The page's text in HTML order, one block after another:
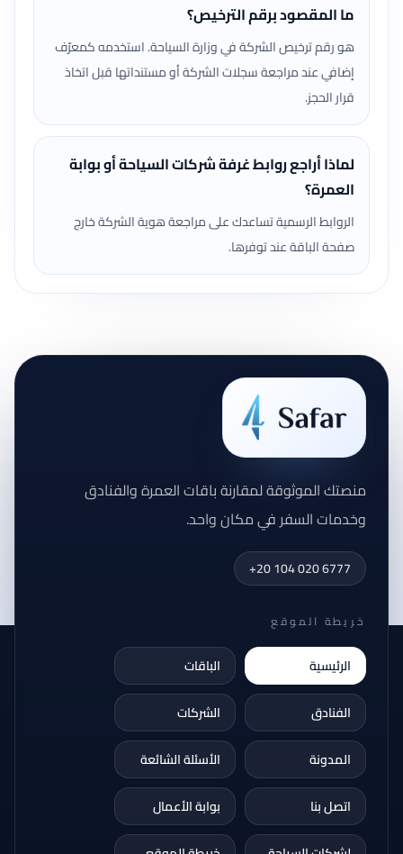
ما المقصود برقم الترخيص؟
هو رقم ترخيص الشركة في وزارة السياحة. استخدمه كمعرّف
إضافي عند مراجعة سجلات الشركة أو مستنداتها قبل اتخاذ
قرار الحجز.
لماذا أراجع روابط غرفة شركات السياحة أو بوابة
العمرة؟
الروابط الرسمية تساعدك على مراجعة هوية الشركة خارج
صفحة الباقة عند توفرها.
منصتك الموثوقة لمقارنة باقات العمرة والفنادق
وخدمات السفر في مكان واحد.
+20 104 020 6777
خريطة الموقع
الرئيسية
الباقات
الفنادق
الشركات
المدونة
الأسئلة الشائعة
اتصل بنا
بوابة الأعمال